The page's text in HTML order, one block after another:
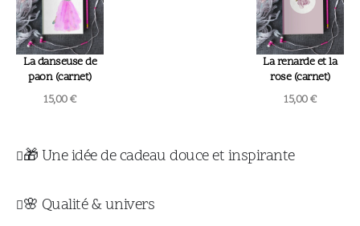
La danseuse de
paon (carnet)
15,00€
La renarde et la
rose (carnet)
15,00€
🎁 Une idée de cadeau douce et inspirante
🌸 Qualité & univers